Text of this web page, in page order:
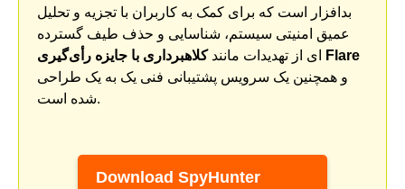
بدافزار است که برای کمک به کاربران با تجزیه و تحلیل
عمیق امنیتی سیستم، شناسایی و حذف طیف گسترده
ای از تهدیدات مانند
کلاهبرداری با جایزه رأی‌گیری Flare
و همچنین یک سرویس پشتیبانی فنی یک به یک طراحی
شده است.
Download SpyHunter